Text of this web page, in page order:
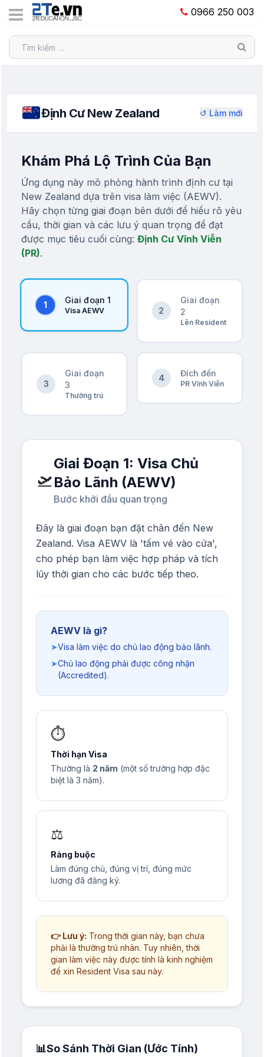
0966 250 003
Định Cư New Zealand ↺ Làm mới
Khám Phá Lộ Trình Của Bạn
Ứng dụng này mô phỏng hành trình định cư tại
New Zealand dựa trên visa làm việc (AEWV).
Hãy chọn từng giai đoạn bên dưới để hiểu rõ yêu
cầu, thời gian và các lưu ý quan trọng để đạt
được mục tiêu cuối cùng:Định Cư Vĩnh Viễn
(PR).
1 Giai đoạn 1
Visa AEWV 2
Giai đoạn
2
Lên Resident
3
Giai đoạn
3
Thường trú
4 Đích đến
PR Vĩnh Viễn
🛫
Giai Đoạn 1: Visa Chủ
Bảo Lãnh (AEWV)
Bước khởi đầu quan trọng
Đây là giai đoạn bạn đặt chân đến New
Zealand. Visa AEWV là 'tấm vé vào cửa',
cho phép bạn làm việc hợp pháp và tích
lũy thời gian cho các bước tiếp theo.
AEWV là gì?
➤Visa làm việc do chủ lao động bảo lãnh.
➤Chủ lao động phải được công nhận
(Accredited).
⏱️
Thời hạn Visa
Thường là 2 năm (một số trường hợp đặc
biệt là 3 năm).
⚖️
Ràng buộc
Làm đúng chủ, đúng vị trí, đúng mức
lương đã đăng ký.
👉 Lưu ý: Trong thời gian này, bạn chưa
phải là thường trú nhân. Tuy nhiên, thời
gian làm việc này được tính là kinh nghiệm
để xin Resident Visa sau này.
📊So Sánh Thời Gian (Ước Tính)